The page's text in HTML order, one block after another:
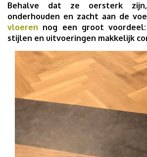
Behalve dat ze oersterk
onderhouden en zacht aan de
vloeren nog een groot
stijlen en uitvoeringen makkelijk